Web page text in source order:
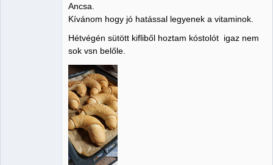
Ancsa.
Kívánom hogy jó hatással legyenek a vitaminok.
Hétvégén sütött kifliből hoztam kóstolót igaz nem
sok vsn belőle.